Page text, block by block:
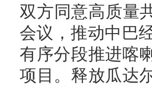
双方同意高质量
会议，推动中巴
有序分段推进喀
项目。释放瓜达